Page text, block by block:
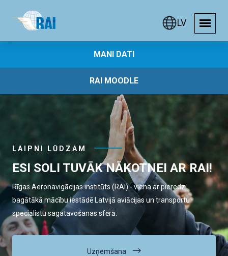
LV
MANI DATI
RAI MOODLE
LAIPNI LŪDZAM
ESI SOLI TUVĀK NĀKOTNEI AR RAI!
Rīgas Aeronavigācijas institūts (RAI) - viena ar pieredzi
bagātākā mācību iestādē Latvijā aviācijas un transportu
speciālistu sagatavošanas sfērā.
Uzņemšana